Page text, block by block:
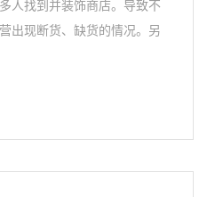
人找到并装饰商店。导致不
出现断货、缺货的情况。另